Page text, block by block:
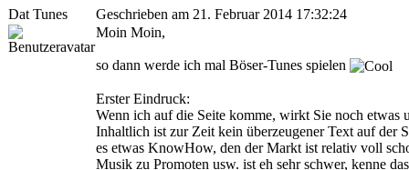
Dat Tunes
Geschrieben am 21. Februar 2014 17:32:24
Moin Moin,
so dann werde ich mal Böser-Tunes spielen
Erster Eindruck:
Wenn ich auf die Seite komme, wirkt Sie noch
Inhaltlich ist zur Zeit kein überzeugener Text auf der
es etwas KnowHow, den der Markt ist relativ voll
Musik zu Promoten usw. ist eh sehr schwer, kenne